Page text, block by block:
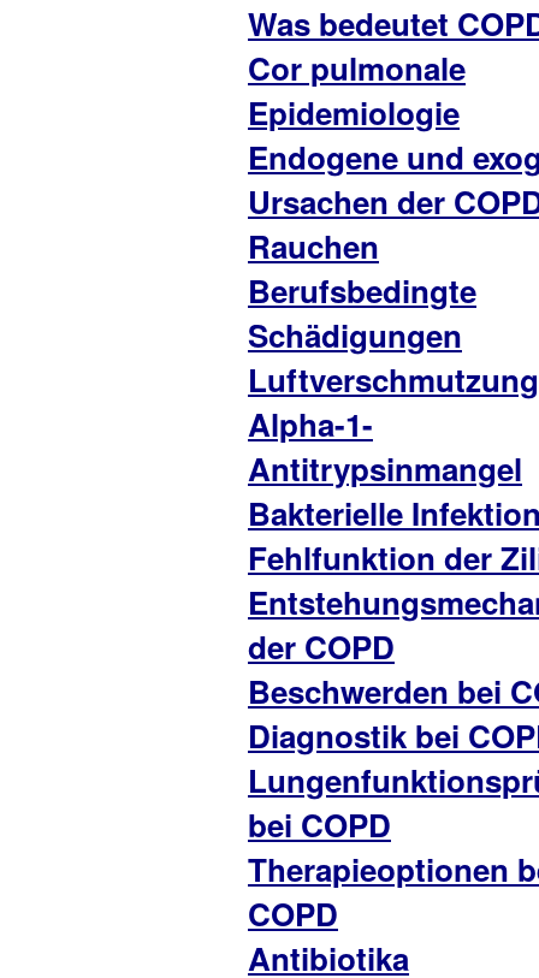
Was bedeutet
Cor pulmonale
Epidemiologie
Endogene und
Ursachen der
Rauchen
Berufsbedingte
Schädigungen
Luftverschmutzung
Alpha-1-
Antitrypsinmangel
Bakterielle
Fehlfunktion der
der COPD
Beschwerden bei
Diagnostik bei
bei COPD
Therapieoptionen
COPD
Antibiotika